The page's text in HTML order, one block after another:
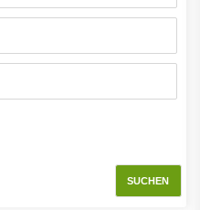
SUCHEN